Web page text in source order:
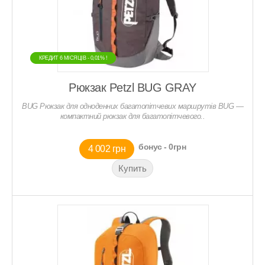
КРЕДИТ 6 МIСЯЦIВ - 0,01% !
КРЕДИТ 6 МIСЯЦIВ - 0,01% !
Рюкзак Petzl BUG GRAY
BUG Рюкзак для одноденних багатопітчевих маршрутів BUG —
компактний рюкзак для багатопітчевого..
4 002 грн бонус - 0грн